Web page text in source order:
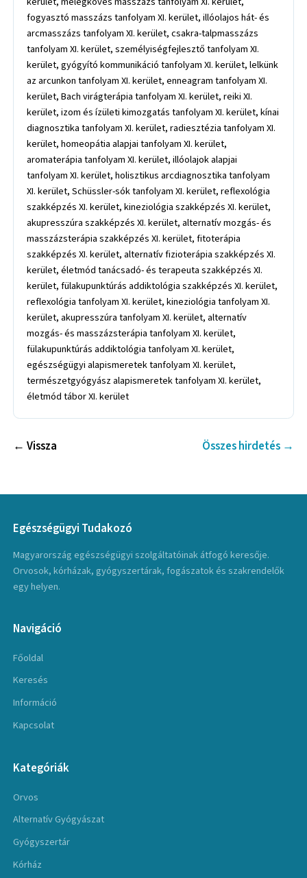
fogyasztó masszázs tanfolyam XI. kerület, illóolajos hát- és
arcmasszázs tanfolyam XI. kerület, csakra-talpmasszázs
tanfolyam XI. kerület, személyiségfejlesztő tanfolyam XI.
kerület, gyógyító kommunikáció tanfolyam XI. kerület, lelkünk
az arcunkon tanfolyam XI. kerület, enneagram tanfolyam XI.
kerület, Bach virágterápia tanfolyam XI. kerület, reiki XI.
kerület, izom és ízületi kimozgatás tanfolyam XI. kerület, kínai
diagnosztika tanfolyam XI. kerület, radiesztézia tanfolyam XI.
kerület, homeopátia alapjai tanfolyam XI. kerület,
aromaterápia tanfolyam XI. kerület, illóolajok alapjai
tanfolyam XI. kerület, holisztikus arcdiagnosztika tanfolyam
XI. kerület, Schüssler-sók tanfolyam XI. kerület, reflexológia
szakképzés XI. kerület, kineziológia szakképzés XI. kerület,
akupresszúra szakképzés XI. kerület, alternatív mozgás- és
masszázsterápia szakképzés XI. kerület, fitoterápia
szakképzés XI. kerület, alternatív fizioterápia szakképzés XI.
kerület, életmód tanácsadó- és terapeuta szakképzés XI.
kerület, fülakupunktúrás addiktológia szakképzés XI. kerület,
reflexológia tanfolyam XI. kerület, kineziológia tanfolyam XI.
kerület, akupresszúra tanfolyam XI. kerület, alternatív
mozgás- és masszázsterápia tanfolyam XI. kerület,
fülakupunktúrás addiktológia tanfolyam XI. kerület,
egészségügyi alapismeretek tanfolyam XI. kerület,
természetgyógyász alapismeretek tanfolyam XI. kerület,
életmód tábor XI. kerület
← Vissza Összes hirdetés →
Egészségügyi Tudakozó
Magyarország egészségügyi szolgáltatóinak átfogó keresője.
Orvosok, kórházak, gyógyszertárak, fogászatok és szakrendelők
egy helyen.
Navigáció
Főoldal
Keresés
Információ
Kapcsolat
Kategóriák
Orvos
Alternatív Gyógyászat
Gyógyszertár
Kórház